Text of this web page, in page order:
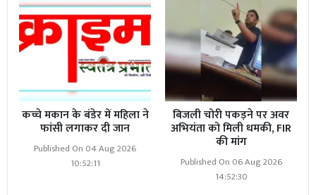
कच्चे मकान के बंडेर में महिला ने
फांसी लगाकर दी जान
Published On 04 Aug 2026
10:52:11
बिजली चोरी पकड़ने पर अवर
अभियंता को मिली धमकी, FIR
की मांग
Published On 06 Aug 2026
14:52:30